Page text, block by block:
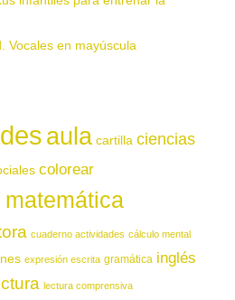
Vocales en mayúscula
aula cartilla ciencias
colorear
cuaderno actividades cálculo mental
expresión escrita gramática inglés
lectura comprensiva